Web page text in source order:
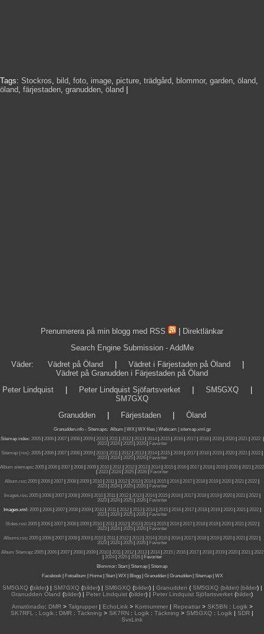
Tags: Stockros, bild, foto, image, picture, trädgård, blommor, garden, öland,
öland, färjestaden, granudden, öland
Prenumerera på min blogg med RSS
Direktlänkar
Search Engine Submission - AddMe
Väder: Vädret på Öland Vädret i Färjestaden på Öland
Vädret på Granudden i Färjestaden på Öland
Peter Lindquist
Peter Lindquist Sjöfartsverket SM5GXQ
SM7GXQ
Granudden| Färjestaden| Öland
Granudden.info- Sitemaps: Album WX WX files | Webcam |
sitemap.xml.gz
Sitemap index: 2005| 2006| 2007| 2008| 2009| 2010| 2011| 2012| 2013| 2014| 2015| 2016| 2017| 2018| 2019| 2020| 2021| 2022|
2023| 2024| 2025| 2026|
Favoriter
Sitemap (rss): 2005 2006 2007 2008 2009 2010 2011 2012 2013 2014 2015 2016 2017 2018 2019 2020 2021 2022
2023| 2024| 2025| 2026|
Favoriter
Album sitemaps: 2005 2006 2007 2008 2009 2010 2011 2012 2013 2014 2015 2016 2017 2018 2019 2020 2021
2022
2023| 2024| 2025| 2026|
Favoriter
Album.rss: 2005 2006 2007 2008 2009 2010 2011 2012 2013 2014 2015 2016 2017 2018 2019 2020 2021 2022
2023| 2024| 2025| 2026|
Favoriter
Images.rss: 2005| 2006| 2007| 2008| 2009| 2010| 2011| 2012| 2013| 2014| 2015| 2016| 2017| 2018| 2019| 2020| 2021| 2022|
2023| 2024| 2025| 2026|
Favoriter
Images.xml: 2005| 2006| 2007| 2008| 2009| 2010| 2011| 2012| 2013| 2014| 2015| 2016| 2017| 2018| 2019| 2020| 2021| 2022|
2023| 2024| 2025| 2026|
Favoriter
Slides.rss: 2005| 2006| 2007| 2008| 2009| 2010| 2011| 2012| 2013| 2014| 2015| 2016| 2017| 2018| 2019| 2020| 2021| 2022|
2023| 2024| 2025| 2026|
Favoriter
Albums.rss: 2005 2006 2007 2008 2009 2010 2011 2012 2013 2014 2015 2016 2017 2018 2019 2020 2021 2022
2023| 2024| 2025| 2026|
Favoriter
Album Sitemap: 2005| 2006| 2007| 2008| 2009| 2010| 2011| 2012| 2013| 2014| 2015 | 2016| 2017| 2018| 2019| 2020| 2021| 2022
2024| 2025| 2026|
Favoriter
Blommor: Start Sitemap
Sitemap
Facebook| Fotoalbum Home| Start| WX| Blogg| Granudden| Granudden| Sitemap| WX
SM5GXQ(bilder) | SM7GXQ(bilder) | SM6GXQ(bilder) | Granudden (SM5GXQ (bilder) |bilder) |
Granudden Öland (bilder) | Peter Lindquist (bilder) | Peter Lindquist Sjöfartsverket (bilder)
Amatörradio: DMR> Talgrupper| EchoLink> Kortnummer| Repeatrar> SK5BN: Logik>
SK7RFL
: Logik : DMR : Täckning > SK7RN : Logik : Täckning > SM5GXQ : Logik | SDR |
SvxLink